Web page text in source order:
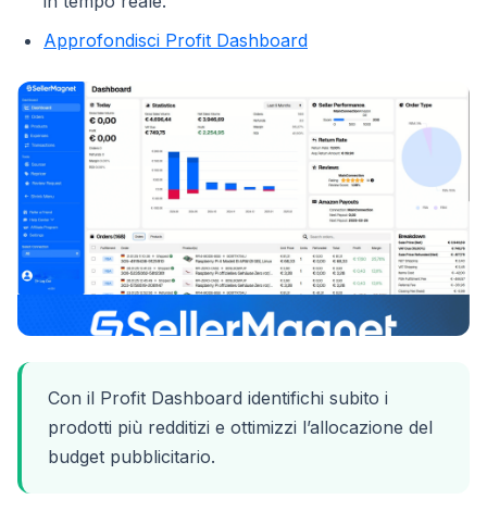
Approfondisci Profit Dashboard
Con il Profit Dashboard identifichi subito i
prodotti più redditizi e ottimizzi l’allocazione del
budget pubblicitario.